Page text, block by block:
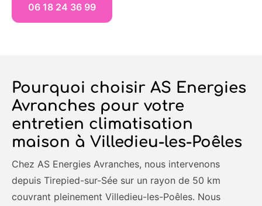
06 18 24 36 99
Pourquoi choisir AS Energies
Avranches pour votre
entretien climatisation
maison à Villedieu-les-Poêles
Chez AS Energies Avranches, nous intervenons
depuis Tirepied-sur-Sée sur un rayon de 50 km
couvrant pleinement Villedieu-les-Poêles. Nous